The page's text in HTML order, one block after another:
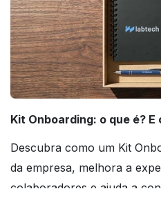
Kit Onboarding: o que é?
Descubra como um Kit
da empresa, melhora a
colaboradores e ajuda a